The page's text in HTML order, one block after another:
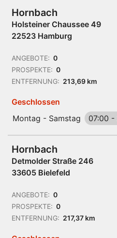
Hornbach
Holsteiner Chaussee 49
22523 Hamburg
ANGEBOTE: 0
PROSPEKTE: 0
ENTFERNUNG: 213,69 km
Geschlossen
Montag - Samstag
07:00 -
Hornbach
Detmolder Straße 246
33605 Bielefeld
ANGEBOTE: 0
PROSPEKTE: 0
ENTFERNUNG: 217,37 km